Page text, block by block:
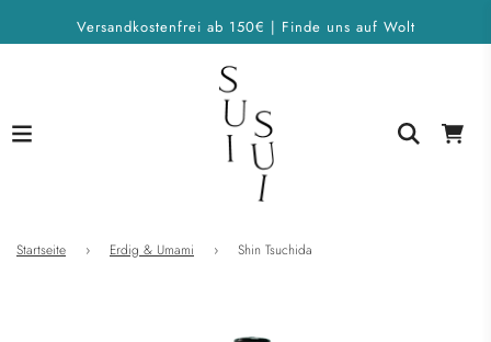
Versandkostenfrei ab 150€ | Finde uns auf Wolt
Startseite › Erdig & Umami › Shin Tsuchida